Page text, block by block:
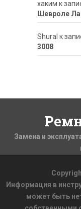
хаким к
Шевроле
ShuraI к
3008
Замена и
Информация в
может быть